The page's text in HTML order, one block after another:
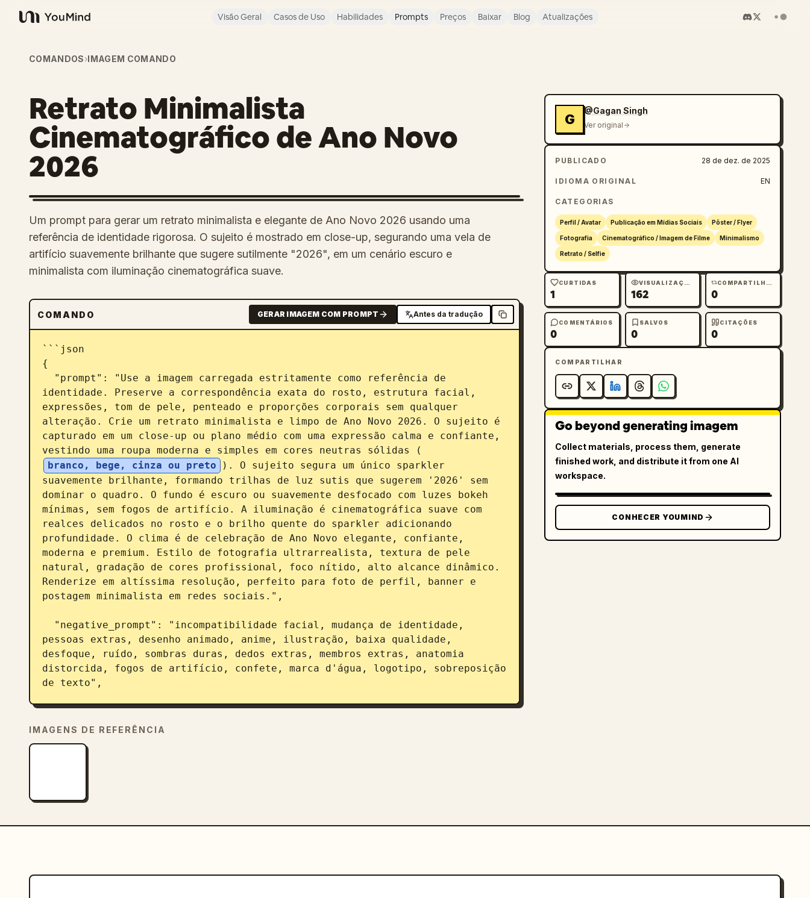
YouMind
Visão Geral Casos de Uso Habilidades Prompts Preços Baixar Blog Atualizações
COMANDOS›IMAGEM COMANDO
Retrato Minimalista
Cinematográfico de Ano Novo
2026
Um prompt para gerar um retrato minimalista e elegante de Ano Novo 2026 usando uma
referência de identidade rigorosa. O sujeito é mostrado em close-up, segurando uma vela de
artifício suavemente brilhante que sugere sutilmente "2026", em um cenário escuro e
minimalista com iluminação cinematográfica suave.
COMANDO GERAR IMAGEM COM PROMPT Antes da tradução
```json
{
identidade. Preserve a correspondência exata do rosto, estrutura facial,
expressões, tom de pele, penteado e proporções corporais sem qualquer
alteração. Crie um retrato minimalista e limpo de Ano Novo 2026. O sujeito é
capturado em um close-up ou plano médio com uma expressão calma e confiante,
vestindo uma roupa moderna e simples em cores neutras sólidas (
branco, bege, cinza ou preto
). O sujeito segura um único sparkler
suavemente brilhante, formando trilhas de luz sutis que sugerem '2026' sem
dominar o quadro. O fundo é escuro ou suavemente desfocado com luzes bokeh
mínimas, sem fogos de artifício. A iluminação é cinematográfica suave com
realces delicados no rosto e o brilho quente do sparkler adicionando
profundidade. O clima é de celebração de Ano Novo elegante, confiante,
moderna e premium. Estilo de fotografia ultrarrealista, textura de pele
natural, gradação de cores profissional, foco nítido, alto alcance dinâmico.
Renderize em altíssima resolução, perfeito para foto de perfil, banner e
postagem minimalista em redes sociais.",
pessoas extras, desenho animado, anime, ilustração, baixa qualidade,
desfoque, ruído, sombras duras, dedos extras, membros extras, anatomia
distorcida, fogos de artifício, confete, marca d'água, logotipo, sobreposição
de texto",
  "style": "fotografia realista cinematográfica minimalista",
  "mood": "Ano Novo 2026 limpo, confiante e elegante",
  "lighting": "iluminação cinematográfica suave com brilho sutil de
sociais",
  "reference_strength": 0.9
IMAGENS DE REFERÊNCIA
G
@Gagan Singh
Ver original
PUBLICADO 28 de dez. de 2025
IDIOMA ORIGINAL EN
CATEGORIAS
Perfil / Avatar Publicação em Mídias Sociais Pôster / Flyer
Fotografia Cinematográfico / Imagem de Filme Minimalismo
Retrato / Selfie
CURTIDAS
1
VISUALIZAÇÕES
162
COMPARTILHAMENTOS
0
COMENTÁRIOS
0
SALVOS
0
CITAÇÕES
0
COMPARTILHAR
Go beyond generating imagem
Collect materials, process them, generate
finished work, and distribute it from one AI
workspace.
CONHECER YOUMIND